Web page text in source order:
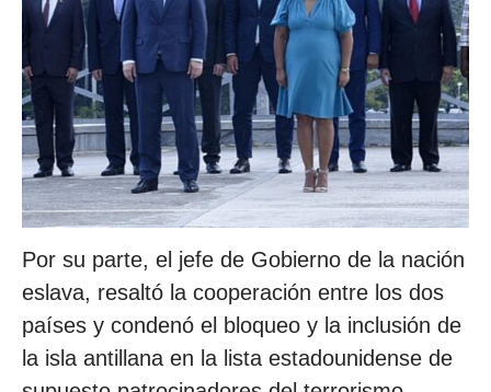
Por su parte, el jefe de Gobierno de la nación
eslava, resaltó la cooperación entre los dos
países y condenó el bloqueo y la inclusión de
la isla antillana en la lista estadounidense de